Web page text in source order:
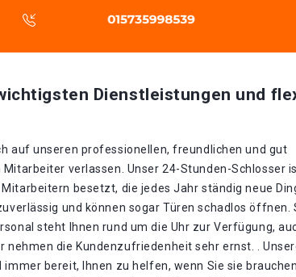
Dienstleistungen und
auf unseren professionellen, freundlichen und gut
verlassen. Unser 24-Stunden-Schlosser
besetzt, die jedes Jahr ständig neue
und können sogar Türen schadlos öffnen.
steht Ihnen rund um die Uhr zur Verfügung,
nehmen die Kundenzufriedenheit sehr ernst. .
immer bereit, Ihnen zu helfen, wenn Sie sie